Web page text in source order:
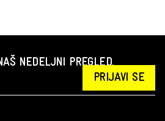
NEDELJNI PREGLED.
PRIJAVI SE